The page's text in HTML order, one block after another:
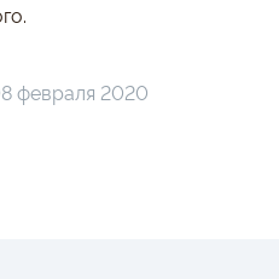
февраля 2020